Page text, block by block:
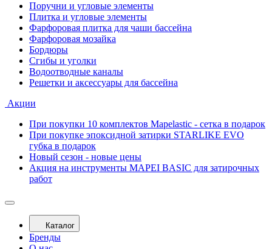
Поручни и угловые элементы
Плитка и угловые элементы
Фарфоровая плитка для чаши бассейна
Фарфоровая мозайка
Бордюры
Сгибы и уголки
Водоотводные каналы
Решетки и аксессуары для бассейна
Акции
При покупки 10 комплектов Mapelastic - сетка в подарок
При покупке эпоксидной затирки STARLIKE EVO
губка в подарок
Новый сезон - новые цены
Акция на инструменты MAPEI BASIC для затирочных
работ
Каталог
Бренды